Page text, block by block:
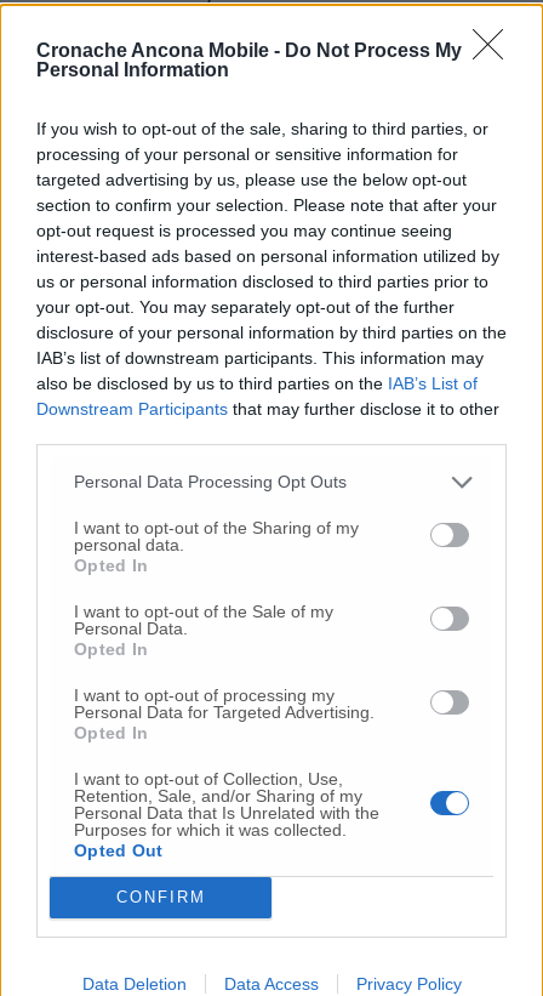
Cronache Ancona Mobile - Do Not Process My
Personal Information
If you wish to opt-out of the sale, sharing to third parties, or
processing of your personal or sensitive information for
targeted advertising by us, please use the below opt-out
section to confirm your selection. Please note that after your
opt-out request is processed you may continue seeing
interest-based ads based on personal information utilized by
us or personal information disclosed to third parties prior to
your opt-out. You may separately opt-out of the further
disclosure of your personal information by third parties on the
IAB’s list of downstream participants. This information may
also be disclosed by us to third parties on the IAB’s List of
Downstream Participants that may further disclose it to other
Personal Data Processing Opt Outs
I want to opt-out of the Sharing of my
personal data.
Opted In
I want to opt-out of the Sale of my
Personal Data.
Opted In
I want to opt-out of processing my
Personal Data for Targeted Advertising.
Opted In
I want to opt-out of Collection, Use,
Retention, Sale, and/or Sharing of my
Personal Data that Is Unrelated with the
Purposes for which it was collected.
Opted Out
CONFIRM
Data Deletion Data Access Privacy Policy
nord, invece, chi uscirà a Grottammare potrà
proseguire sulla “Adriatica” verso Ancona e
Gli interventi rientrano nel piano di
manutenzione straordinaria volto ad
aumentare i livelli di sicurezza e di efficienza
delle gallerie presenti lungo il tratto
marchigiano dell’autostrada adriatica.
© RIPRODUZIONE RISERVATA
Vai alla home
Commenti
Nessun commento presente
Commenta
Commenta l'articolo
Gli articoli più letti
-Bimbi costretti a colpirsi da solie lasciati al